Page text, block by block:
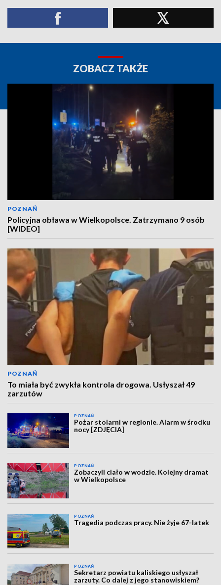
ZOBACZ TAKŻE
POZNAŃ
Policyjna obława w Wielkopolsce. Zatrzymano 9 osób
[WIDEO]
POZNAŃ
To miała być zwykła kontrola drogowa. Usłyszał 49
zarzutów
POZNAŃ
Pożar stolarni w regionie. Alarm w środku
nocy [ZDJĘCIA]
POZNAŃ
Zobaczyli ciało w wodzie. Kolejny dramat
w Wielkopolsce
POZNAŃ
Tragedia podczas pracy. Nie żyje 67-latek
POZNAŃ
Sekretarz powiatu kaliskiego usłyszał
zarzuty. Co dalej z jego stanowiskiem?